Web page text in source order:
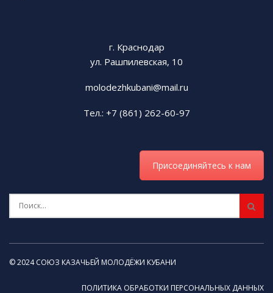
г. Краснодар
ул. Рашпилевская, 10
molodezhkubani@mail.ru
Тел.: +7 (861) 262-60-97
Присоединяйтесь к нам
© 2024 СОЮЗ КАЗАЧЬЕЙ МОЛОДЁЖИ КУБАНИ
ПОЛИТИКА ОБРАБОТКИ ПЕРСОНАЛЬНЫХ ДАННЫХ